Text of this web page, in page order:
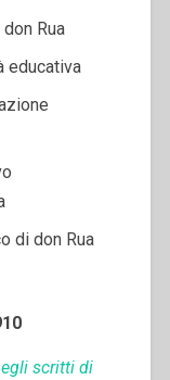
Rua
educativa
di don Rua
scritti di